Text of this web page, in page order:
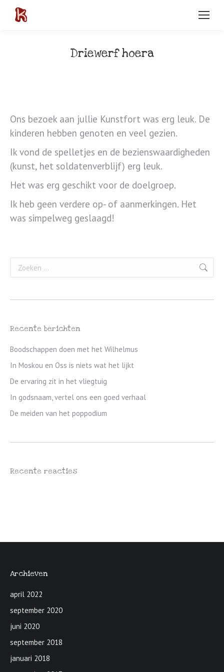
Driewerf hoera
Ons bezoek aan jullie Kunstfort was erg leuk. De
kinderen hebben genoten en veel gezien.
Ik vond de spelletjes en de bezienswaardigheden
(kunst, het soldatenverblijf) erg leuk.
Het was erg geschikt voor de doelgroep.
Ik heb geen verdere op- of aanmerkingen. Het
was simpelweg geslaagd!
Search:
Recente berichten
Boodschappen doen met het Wilhelmus
In Moskou en Oss is niets wat het lijkt
De ervaring zit in het vliegtuig
In godsnaam, vertel ons een goed verhaal
De meiden van het poppodium
Recente reacties
Archieven
april 2022
september 2020
juni 2020
september 2018
januari 2018